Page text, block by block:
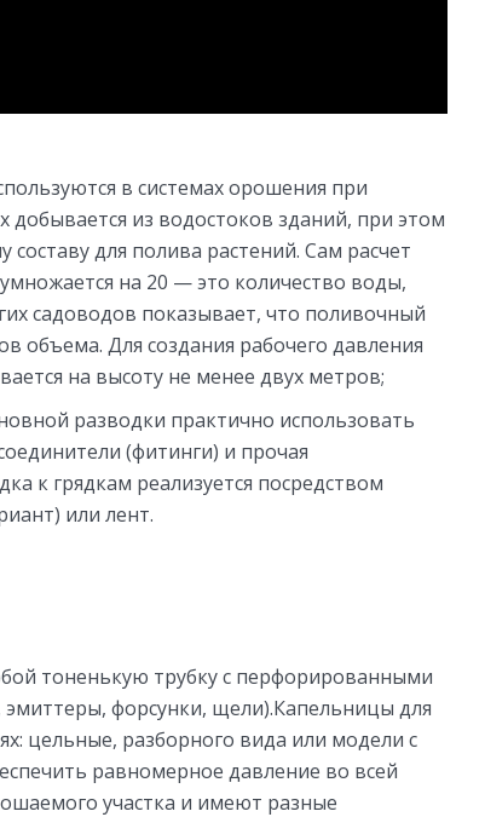
в системах орошения при
добывается из водостоков зданий, при этом
для полива растений. Сам расчет
на 20 — это количество воды,
садоводов показывает, что поливочный
объема. Для создания рабочего давления
на высоту не менее двух метров;
разводки практично использовать
(фитинги) и прочая
к грядкам реализуется посредством
или лент.
тоненькую трубку с перфорированными
форсунки, щели).Капельницы для
цельные, разборного вида или модели с
равномерное давление во всей
участка и имеют разные